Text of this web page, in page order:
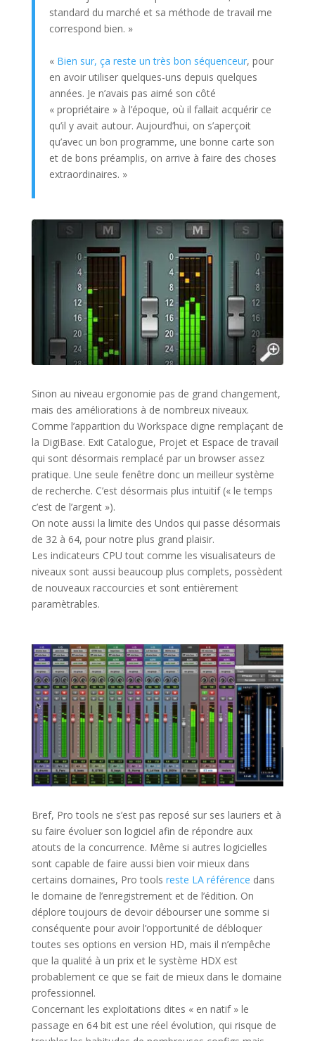
standard du marché et sa méthode de travail me
correspond bien. »
« Bien sur, ça reste un très bon séquenceur, pour
en avoir utiliser quelques-uns depuis quelques
années. Je n’avais pas aimé son côté
« propriétaire » à l’époque, où il fallait acquérir ce
qu’il y avait autour. Aujourd’hui, on s’aperçoit
qu’avec un bon programme, une bonne carte son
et de bons préamplis, on arrive à faire des choses
extraordinaires. »
Sinon au niveau ergonomie pas de grand changement,
mais des améliorations à de nombreux niveaux.
Comme l’apparition du Workspace digne remplaçant de
la DigiBase. Exit Catalogue, Projet et Espace de travail
qui sont désormais remplacé par un browser assez
pratique. Une seule fenêtre donc un meilleur système
de recherche. C’est désormais plus intuitif (« le temps
c’est de l’argent »).
On note aussi la limite des Undos qui passe désormais
de 32 à 64, pour notre plus grand plaisir.
Les indicateurs CPU tout comme les visualisateurs de
niveaux sont aussi beaucoup plus complets, possèdent
de nouveaux raccourcies et sont entièrement
paramètrables.
Bref, Pro tools ne s’est pas reposé sur ses lauriers et à
su faire évoluer son logiciel afin de répondre aux
atouts de la concurrence. Même si autres logicielles
sont capable de faire aussi bien voir mieux dans
certains domaines, Pro tools reste LA référence dans
le domaine de l’enregistrement et de l’édition. On
déplore toujours de devoir débourser une somme si
conséquente pour avoir l’opportunité de débloquer
toutes ses options en version HD, mais il n’empêche
que la qualité à un prix et le système HDX est
probablement ce que se fait de mieux dans le domaine
professionnel.
Concernant les exploitations dites « en natif » le
passage en 64 bit est une réel évolution, qui risque de